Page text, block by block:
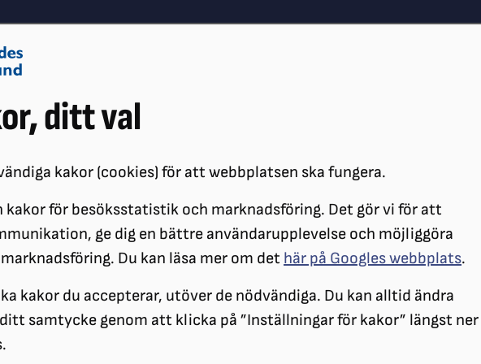
ditt val
kakor (cookies) för att webbplatsen ska fungera.
kakor för besöksstatistik och marknadsföring. Det gör vi för att
ge dig en bättre användarupplevelse och möjliggöra
Du kan läsa mer om det här på Googles webbplats.
kakor du accepterar, utöver de nödvändiga. Du kan alltid ändra
samtycke genom att klicka på ”Inställningar för kakor” längst ner
Påverkansarbete
SYNSKADADE BERÄTTAR
SUDDIGT HADE FASTNAT I ENA ÖGAT